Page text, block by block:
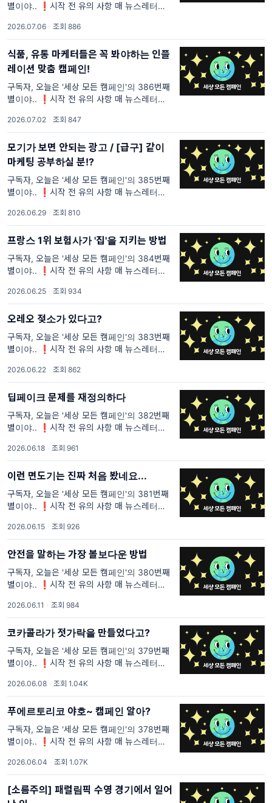
별이야.. ❗시작 전 유의 사항 매 뉴스레터마다
>을 처음 보는 사람들은 이해가 안 될 것 같은
부분과 내가 꼭 전달하고 싶은 부분의 텍스트는
2026.07.06 · 조회 886
식품, 유통 마케터들은 꼭 봐야하는 인플
레이션 맞춤 캠페인!
구독자, 오늘은 '세상 모든 캠페인'의 386번째
별이야.. ❗시작 전 유의 사항 매 뉴스레터마다
>을 처음 보는 사람들은 이해가 안 될 것 같은
부분과 내가 꼭 전달하고 싶은 부분의 텍스트는
2026.07.02 · 조회 847
모기가 보면 안되는 광고 / [급구] 같이
마케팅 공부하실 분!?
구독자, 오늘은 '세상 모든 캠페인'의 385번째
별이야.. ❗시작 전 유의 사항 매 뉴스레터마다
>을 처음 보는 사람들은 이해가 안 될 것 같은
부분과 내가 꼭 전달하고 싶은 부분의 텍스트는
2026.06.29 · 조회 810
프랑스 1위 보험사가 '집'을 지키는 방법
구독자, 오늘은 '세상 모든 캠페인'의 384번째
별이야.. ❗시작 전 유의 사항 매 뉴스레터마다
>을 처음 보는 사람들은 이해가 안 될 것 같은
부분과 내가 꼭 전달하고 싶은 부분의 텍스트는
2026.06.25 · 조회 934
오레오 젖소가 있다고?
구독자, 오늘은 '세상 모든 캠페인'의 383번째
별이야.. ❗시작 전 유의 사항 매 뉴스레터마다
>을 처음 보는 사람들은 이해가 안 될 것 같은
부분과 내가 꼭 전달하고 싶은 부분의 텍스트는
2026.06.22 · 조회 862
딥페이크 문제를 재정의하다
구독자, 오늘은 '세상 모든 캠페인'의 382번째
별이야.. ❗시작 전 유의 사항 매 뉴스레터마다
>을 처음 보는 사람들은 이해가 안 될 것 같은
부분과 내가 꼭 전달하고 싶은 부분의 텍스트는
2026.06.18 · 조회 961
이런 면도기는 진짜 처음 봤네요...
구독자, 오늘은 '세상 모든 캠페인'의 381번째
별이야.. ❗시작 전 유의 사항 매 뉴스레터마다
>을 처음 보는 사람들은 이해가 안 될 것 같은
부분과 내가 꼭 전달하고 싶은 부분의 텍스트는
2026.06.15 · 조회 926
안전을 말하는 가장 볼보다운 방법
구독자, 오늘은 '세상 모든 캠페인'의 380번째
별이야.. ❗시작 전 유의 사항 매 뉴스레터마다
>을 처음 보는 사람들은 이해가 안 될 것 같은
부분과 내가 꼭 전달하고 싶은 부분의 텍스트는
2026.06.11 · 조회 984
코카콜라가 젓가락을 만들었다고?
구독자, 오늘은 '세상 모든 캠페인'의 379번째
별이야.. ❗시작 전 유의 사항 매 뉴스레터마다
>을 처음 보는 사람들은 이해가 안 될 것 같은
부분과 내가 꼭 전달하고 싶은 부분의 텍스트는
2026.06.08 · 조회 1.04K
푸에르토리코 야호~ 캠페인 알아?
구독자, 오늘은 '세상 모든 캠페인'의 378번째
별이야.. ❗시작 전 유의 사항 매 뉴스레터마다
>을 처음 보는 사람들은 이해가 안 될 것 같은
부분과 내가 꼭 전달하고 싶은 부분의 텍스트는
2026.06.04 · 조회 1.07K
[소름주의] 패럴림픽 수영 경기에서 일어